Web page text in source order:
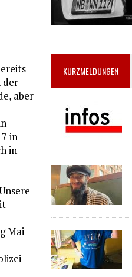
der
aber
in
in
Mai
KURZMELDUNGEN